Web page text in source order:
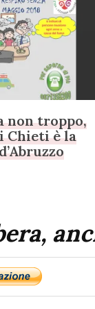
non troppo,
Chieti è la